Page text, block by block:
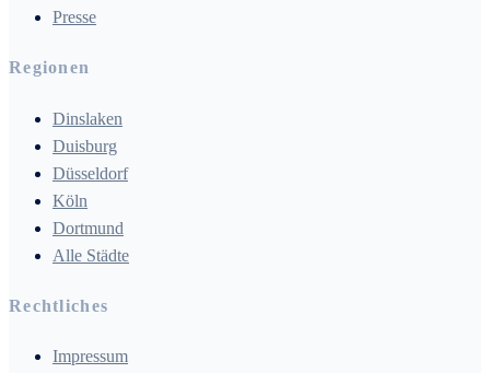
Presse
Regionen
Dinslaken
Duisburg
Düsseldorf
Köln
Dortmund
Alle Städte
Rechtliches
Impressum